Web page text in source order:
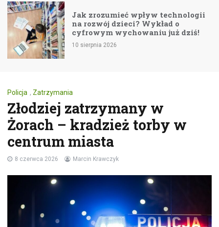
Jak zrozumieć wpływ technologii
na rozwój dzieci? Wykład o
cyfrowym wychowaniu już dziś!
10 sierpnia 2026
Policja , Zatrzymania
Złodziej zatrzymany w
Żorach – kradzież torby w
centrum miasta
8 czerwca 2026 Marcin Krawczyk